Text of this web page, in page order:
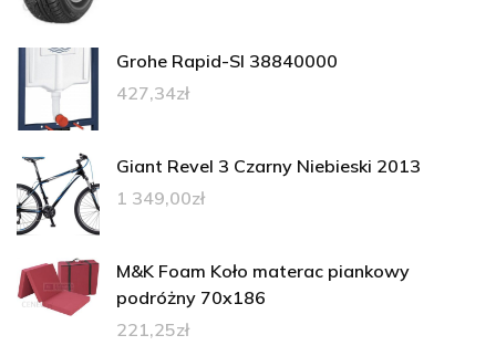
Grohe Rapid-Sl 38840000
427,34zł
Giant Revel 3 Czarny Niebieski 2013
1 349,00zł
M&K Foam Koło materac piankowy
podróżny 70x186
221,25zł